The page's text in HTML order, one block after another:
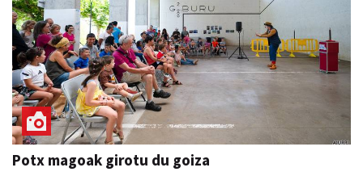
Potx magoak girotu du goiza